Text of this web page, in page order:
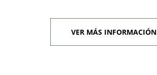
VER MÁS INFORMACIÓN